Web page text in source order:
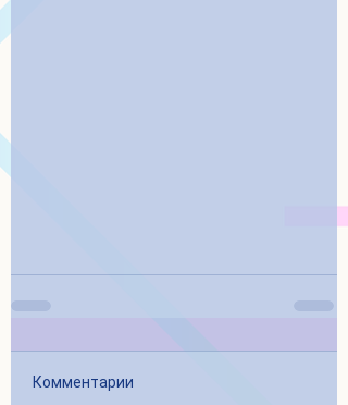
Комментарии